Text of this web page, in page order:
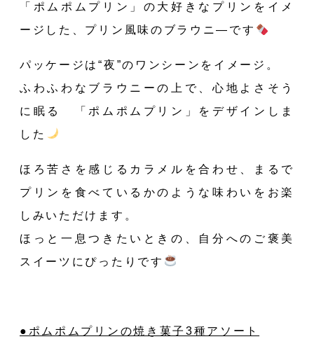
「ポムポムプリン」の大好きなプリンをイメ
ージした、プリン風味のブラウニ―です
パッケージは“夜”のワンシーンをイメージ。
ふわふわなブラウニーの上で、心地よさそう
に眠る 「ポムポムプリン」をデザインしま
した
ほろ苦さを感じるカラメルを合わせ、まるで
プリンを食べているかのような味わいをお楽
しみいただけます。
ほっと一息つきたいときの、自分へのご褒美
スイーツにぴったりです
●ポムポムプリンの焼き菓子3種アソート